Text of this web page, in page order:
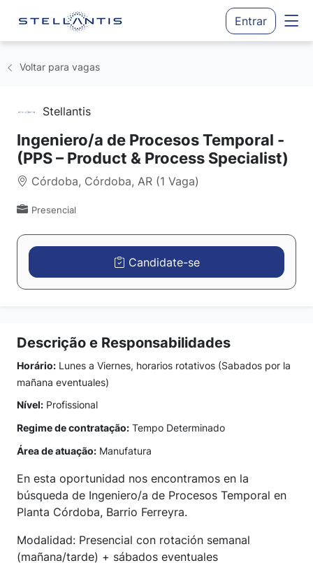
Entrar
Voltar para vagas
Stellantis
Ingeniero/a de Procesos Temporal -
(PPS – Product & Process Specialist)
Córdoba, Córdoba, AR (1 Vaga)
Presencial
Candidate-se
Descrição e Responsabilidades
Horário: Lunes a Viernes, horarios rotativos (Sabados por la
mañana eventuales)
Nível: Profissional
Regime de contratação: Tempo Determinado
Área de atuação: Manufatura
En esta oportunidad nos encontramos en la
búsqueda de Ingeniero/a de Procesos Temporal en
Planta Córdoba, Barrio Ferreyra.
Modalidad: Presencial con rotación semanal
(mañana/tarde) + sábados eventuales